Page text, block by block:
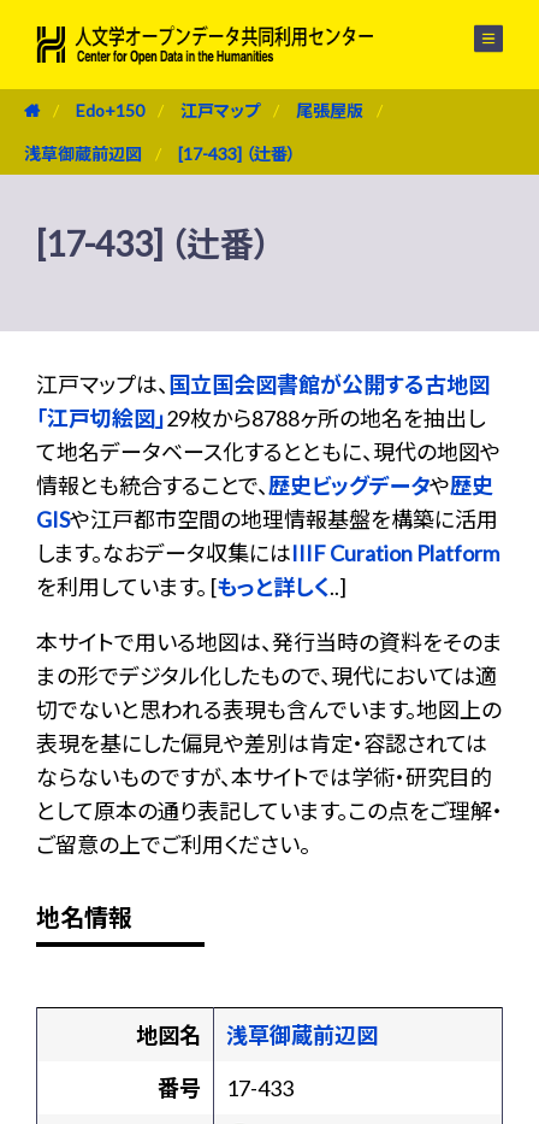
Edo+150 江戸マップ 尾張屋版
浅草御蔵前辺図 [17-433] （辻番）
[17-433] （辻番）
江戸マップは、 国立国会図書館が公開する古地図
「江戸切絵図」29枚から8788ヶ所の地名を抽出し
て地名データベース化するとともに、現代の地図や
情報とも統合することで、歴史ビッグデータや歴史
GISや江戸都市空間の地理情報基盤を構築に活用
します。なおデータ収集にはIIIF Curation Platform
を利用しています。 [もっと詳しく..]
本サイトで用いる地図は、発行当時の資料をそのま
まの形でデジタル化したもので、現代においては適
切でないと思われる表現も含んでいます。地図上の
表現を基にした偏見や差別は肯定・容認されては
ならないものですが、本サイトでは学術・研究目的
として原本の通り表記しています。この点をご理解・
ご留意の上でご利用ください。
地名情報
地図名
浅草御蔵前辺図
番号
17-433